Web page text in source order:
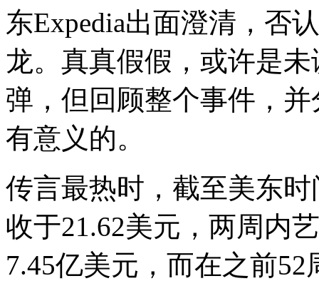
东Expedia出面澄清，否
龙。真真假假，或许是
弹，但回顾整个事件，
有意义的。
传言最热时，截至美东
收于21.62美元，两周内
7.45亿美元，而在之前